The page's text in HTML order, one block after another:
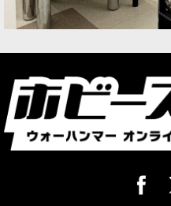
機動力と制圧力を
鞭は、ドーター
陣営の軍勢に傭
[ドーター・オヴ
8,500円 (税込)
1点
接近戦を支える
は、ドーター・